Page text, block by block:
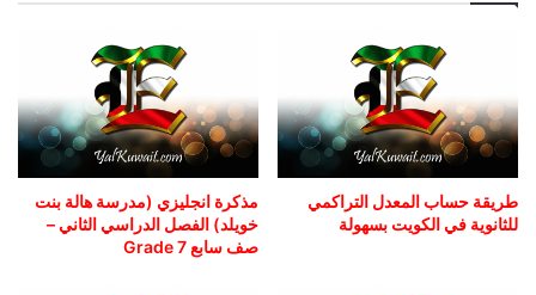
طريقة حساب المعدل التراكمي
للثانوية في الكويت بسهولة
مذكرة انجليزي (مدرسة هالة بنت
خويلد) الفصل الدراسي الثاني –
صف سابع Grade 7